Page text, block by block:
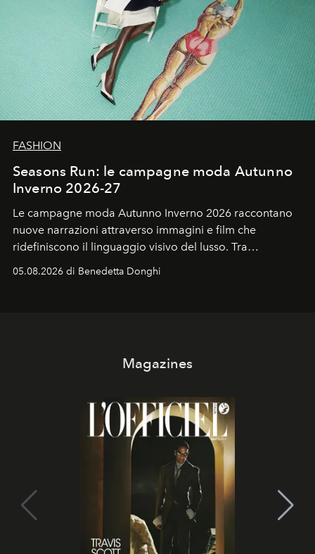
FASHION
Seasons Run: le campagne moda Autunno
Inverno 2026-27
Le campagne moda Autunno Inverno 2026 raccontano
nuove narrazioni attraverso immagini e film che
ridefiniscono il linguaggio visivo del lusso. Tra
protagonisti del cinema, volti della cultura
contemporanea e storytelling d'autore, le maison
05.08.2026 di Benedetta Donghi
Magazines